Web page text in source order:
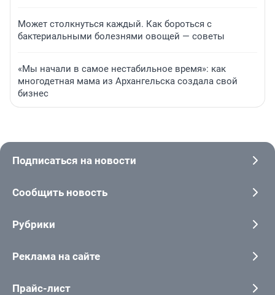
Может столкнуться каждый. Как бороться с
бактериальными болезнями овощей — советы
«Мы начали в самое нестабильное время»: как
многодетная мама из Архангельска создала свой
бизнес
Подписаться на новости
Сообщить новость
Рубрики
Реклама на сайте
Прайс-лист